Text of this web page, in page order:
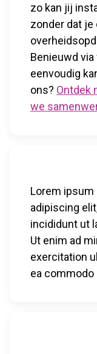
zo kan jij
zonder dat je
Benieuwd
eenvoudig
ons? Ontdek
we
Lorem
adipiscing
incididunt ut
Ut enim ad
exercitation
ea commodo